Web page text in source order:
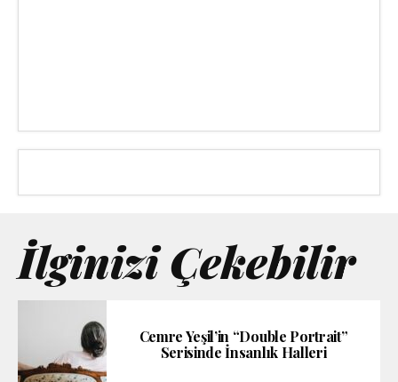
İlginizi Çekebilir
Cemre Yeşil’in “Double Portrait”
Serisinde İnsanlık Halleri